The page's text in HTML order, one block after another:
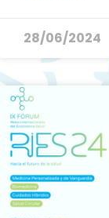
28/06/2024